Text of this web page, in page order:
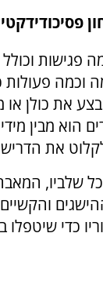
פסיכודידקטי
פגישות
וכמה פעולות
את כולן או
הוא מבין
את
שלביו,
כדי שיטפלו